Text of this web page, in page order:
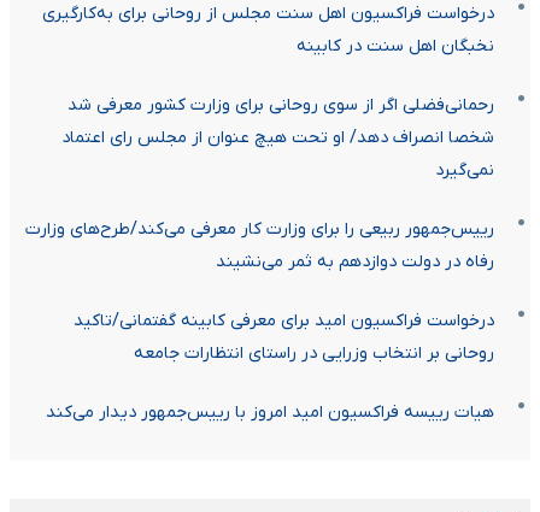
درخواست فراکسیون اهل سنت مجلس از روحانی برای به‌کارگیری
نخبگان اهل سنت در کابینه
رحمانی‌فضلی اگر از سوی روحانی برای وزارت کشور معرفی شد
شخصا انصراف دهد/ او تحت هیچ عنوان از مجلس رای اعتماد
نمی‌گیرد
رییس‌جمهور ربیعی را برای وزارت کار معرفی می‌کند/طرح‌های وزارت
رفاه در دولت دوازدهم به ثمر می‌نشیند
درخواست فراکسیون امید برای معرفی کابینه گفتمانی/تاکید
روحانی بر انتخاب وزرایی در راستای انتظارات جامعه
هیات رییسه فراکسیون امید امروز با رییس‌جمهور دیدار می‌کند